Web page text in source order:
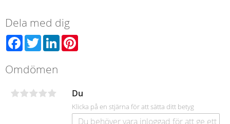
Dela med dig
Facebook
TwitterLinkedIn
Omdömen
Du
Klicka på en stjärna för att sätta ditt betyg